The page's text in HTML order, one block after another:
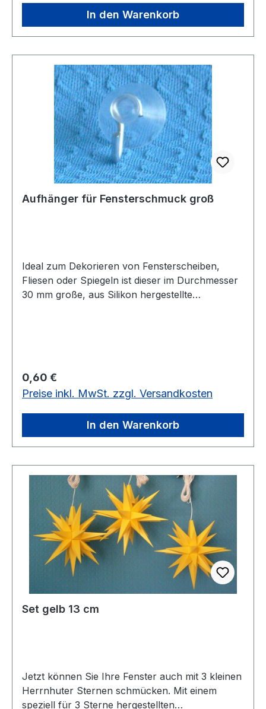
In den Warenkorb
Aufhänger für Fensterschmuck groß
Ideal zum Dekorieren von Fensterscheiben,
Fliesen oder Spiegeln ist dieser im Durchmesser
30 mm große, aus Silikon hergestellte
Regulärer Preis:
0,60 €
Preise inkl. MwSt. zzgl. Versandkosten
In den Warenkorb
Set gelb 13 cm
Jetzt können Sie Ihre Fenster auch mit 3 kleinen
Herrnhuter Sternen schmücken. Mit einem
speziell für 3 Sterne hergestellten